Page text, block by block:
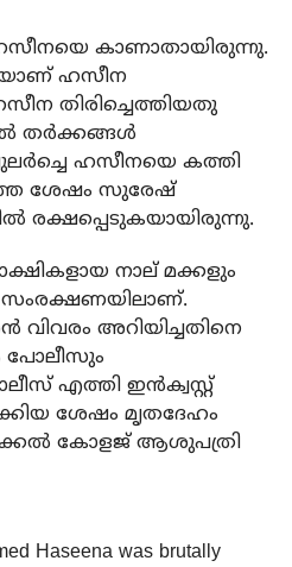
കാണാതായിരുന്നു.
ഹസീന
തിരിച്ചെത്തിയതു
തര്‍ക്കങ്ങള്‍
ഹസീനയെ കത്തി
ശേഷം സുരേഷ്
രക്ഷപ്പെടുകയായിരുന്നു.
നാല് മക്കളും
സംരക്ഷണയിലാണ്.
അറിയിച്ചതിനെ
പോലീസും
എത്തി ഇന്‍ക്വസ്റ്റ്
ശേഷം മൃതദേഹം
കോളജ് ആശുപത്രി
Haseena was brutally